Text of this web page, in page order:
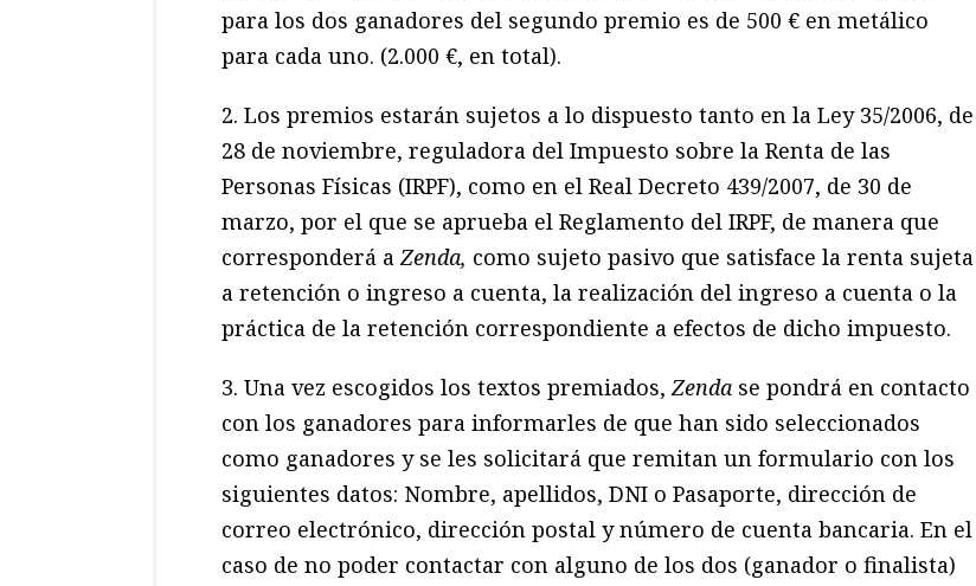
para los dos ganadores del segundo premio es de 500 € en metálico
para cada uno. (2.000 €, en total).
2. Los premios estarán sujetos a lo dispuesto tanto en la Ley 35/2006, de
28 de noviembre, reguladora del Impuesto sobre la Renta de las
Personas Físicas (IRPF), como en el Real Decreto 439/2007, de 30 de
marzo, por el que se aprueba el Reglamento del IRPF, de manera que
corresponderá aZenda, como sujeto pasivo que satisface la renta sujeta
a retención o ingreso a cuenta, la realización del ingreso a cuenta o la
práctica de la retención correspondiente a efectos de dicho impuesto.
3. Una vez escogidos los textos premiados,Zenda se pondrá en contacto
con los ganadores para informarles de que han sido seleccionados
como ganadores y se les solicitará que remitan un formulario con los
siguientes datos: Nombre, apellidos, DNI o Pasaporte, dirección de
correo electrónico, dirección postal y número de cuenta bancaria. En el
caso de no poder contactar con alguno de los dos (ganador o finalista)